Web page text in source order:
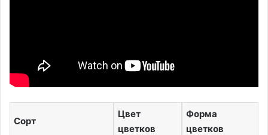
Сорт
Цвет
цветков
Форма
цветков